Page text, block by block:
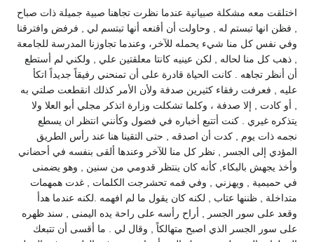
اختلقت معه مشكلة صبيانية عندما نظرت تجاهنا صبية جميلة ذات صباح
, فظن انها تبستم له , وحاولت أن أقنعه أنها تبتسم لي , فرفض وافترقنا
وفي نفس كل منا شيء يحمله للآخر، وعندما تجاوزنا المدرسة للجامعة
, ذهب كل منا لحاله , لكن عينيه كانتا معلقتين علي , ولكني لم أستطع
أن أنظر تجاهه . كانت الحياة قادرة على أن تمنحني رفيقاً جديداً اتكأ
عليه , فعرفت رفقاء كثيرين صدفة ولأن الأمر كذلك انقطعت صلتي به
, أو كادت , إلا صدفة ، وكلما تشكلت وزارة اتذكر مجلي أبو العلا ولا
يتذكره غيري . كنت أتتبع أخباره في فضول وكأنني انتظر ان يسطع
نجمه ذات يوم , كدت أن اصدقه , حتى التقينا هنا عند رأس الطريق
المؤدي إلى الجسر , نظر كل منا للآخر وعندها ألقى بنفسه في أحضاني
وأخذ يجهش بالبكاء, كأنه كان ينتظر قدومي من سنين , وهو يضمنى
في حميمية , ويهزني , وفي فمه تحشرجت الكلمات , غدت همهمات
متداخلة , ظننها عتاب , لكنه كان يقول ما لم افهمه .لكنه عندما هدأ
وقعد على سور الجسر , أراح رأسه على راحة يده اليمنى , سند ظهره
على سور الجسر الذي اصبح متهالكاً , وقال لي . ما أقسى أن تتبعك